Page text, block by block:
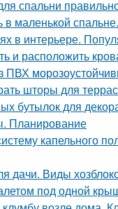
спальни
в маленькой
в интерьере.
и расположить
ПВХ
шторы для
бутылок для
Планирование
капельного
дачи. Виды
под одной